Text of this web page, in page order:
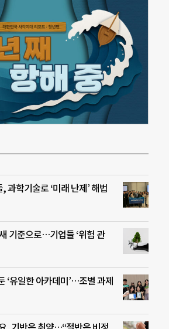
과학기술로 ‘미래 난제’ 해법
기준으로…기업들 ‘위험 관
‘유일한 아카데미’…조별 과제